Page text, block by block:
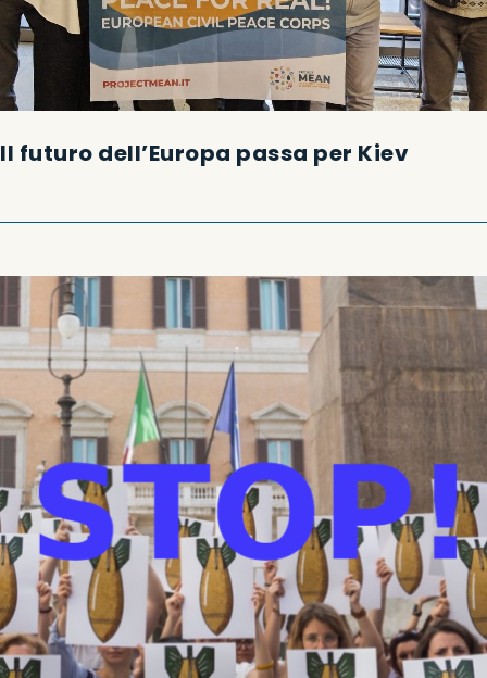
Il futuro dell’Europa passa per Kiev